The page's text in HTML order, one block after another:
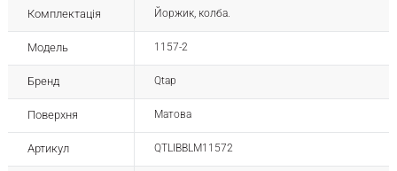
Комплектація Йоржик, колба.
Модель 1157-2
Бренд Qtap
Поверхня Матова
Артикул QTLIBBLM11572